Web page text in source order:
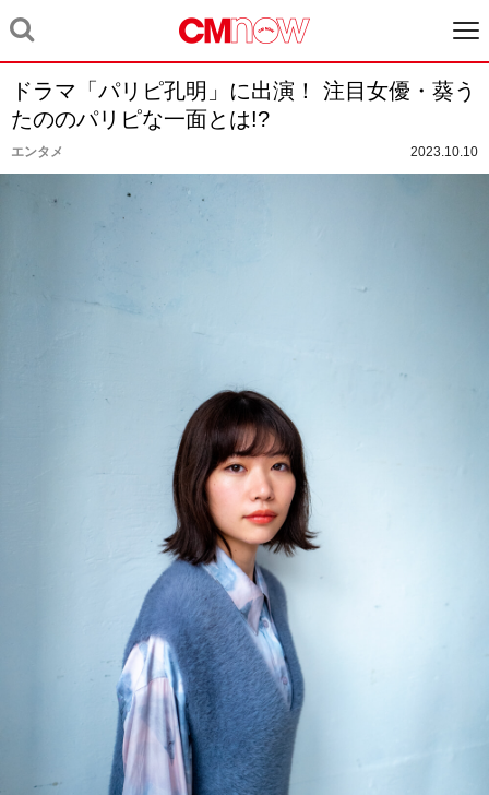
ドラマ「パリピ孔明」に出演！ 注目女優・葵う
たののパリピな一面とは!?
エンタメ 2023.10.10